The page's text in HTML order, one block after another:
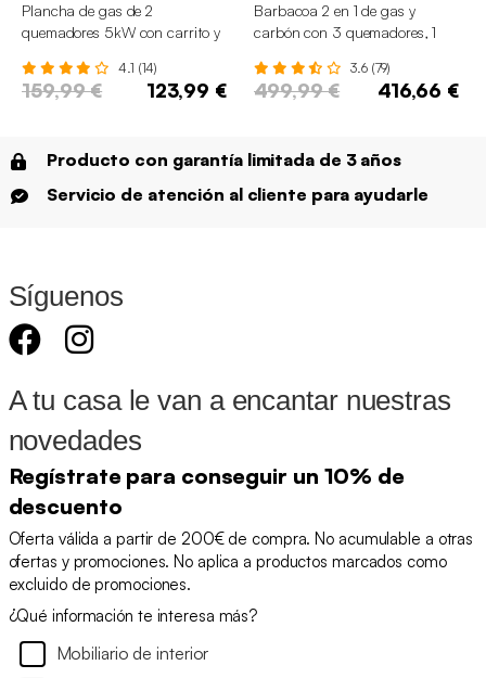
Plancha de gas de 2
quemadores 5kW con carrito y
4.1 (14)
159,99 € 123,99 €
Barbacoa 2 en 1 de gas y
carbón con 3 quemadores, 1
3.6 (79)
499,99 € 416,66 €
Producto con garantía limitada de 3 años
Servicio de atención al cliente para ayudarle
Síguenos
A tu casa le van a encantar nuestras
novedades
Regístrate para conseguir un 10% de
descuento
Oferta válida a partir de 200€ de compra. No acumulable a otras
ofertas y promociones. No aplica a productos marcados como
excluido de promociones.
¿Qué información te interesa más?
Mobiliario de interior